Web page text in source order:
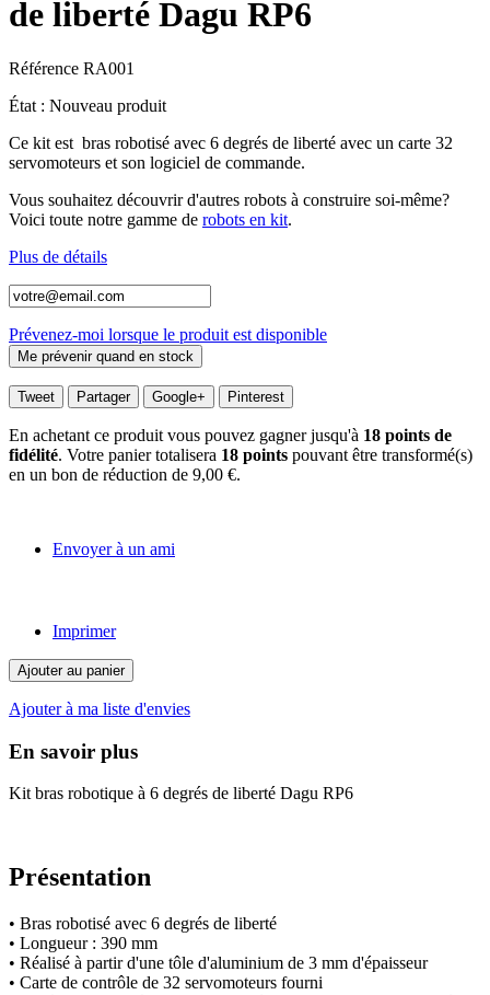
de liberté Dagu RP6
Référence RA001
État : Nouveau produit
Ce kit est bras robotisé avec 6 degrés de liberté avec un carte 32
servomoteurs et son logiciel de commande.
Vous souhaitez découvrir d'autres robots à construire soi-même?
Voici toute notre gamme de robots en kit.
Plus de détails
Prévenez-moi lorsque le produit est disponible
Tweet Partager Google+ Pinterest
En achetant ce produit vous pouvez gagner jusqu'à 18 points de
fidélité. Votre panier totalisera 18 points pouvant être transformé(s)
en un bon de réduction de 9,00 €.
Envoyer à un ami
Imprimer
Ajouter au panier
Ajouter à ma liste d'envies
En savoir plus
Kit bras robotique à 6 degrés de liberté Dagu RP6
Présentation
• Bras robotisé avec 6 degrés de liberté
• Longueur : 390 mm
• Réalisé à partir d'une tôle d'aluminium de 3 mm d'épaisseur
• Carte de contrôle de 32 servomoteurs fourni